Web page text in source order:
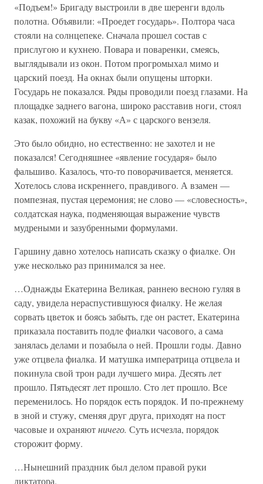
«Подъем!» Бригаду выстроили в две шеренги вдоль
полотна. Объявили: «Проедет государь». Полтора часа
стояли на солнцепеке. Сначала прошел состав с
прислугою и кухнею. Повара и поваренки, смеясь,
выглядывали из окон. Потом прогромыхал мимо и
царский поезд. На окнах были опущены шторки.
Государь не показался. Ряды проводили поезд глазами. На
площадке заднего вагона, широко расставив ноги, стоял
казак, похожий на букву «А» с царского вензеля.
Это было обидно, но естественно: не захотел и не
показался! Сегодняшнее «явление государя» было
фальшиво. Казалось, что-то поворачивается, меняется.
Хотелось слова искреннего, правдивого. А взамен —
помпезная, пустая церемония; не слово — «словесность»,
солдатская наука, подменяющая выражение чувств
мудреными и зазубренными формулами.
Гаршину давно хотелось написать сказку о фиалке. Он
уже несколько раз принимался за нее.
…Однажды Екатерина Великая, раннею весною гуляя в
саду, увидела нераспустившуюся фиалку. Не желая
сорвать цветок и боясь забыть, где он растет, Екатерина
приказала поставить подле фиалки часового, а сама
занялась делами и позабыла о ней. Прошли годы. Давно
уже отцвела фиалка. И матушка императрица отцвела и
покинула свой трон ради лучшего мира. Десять лет
прошло. Пятьдесят лет прошло. Сто лет прошло. Все
переменилось. Но порядок есть порядок. И по-прежнему
в зной и стужу, сменяя друг друга, приходят на пост
часовые и охраняютничего. Суть исчезла, порядок
сторожит форму.
…Нынешний праздник был делом правой руки
диктатора.